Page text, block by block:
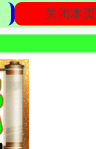
关闭本页